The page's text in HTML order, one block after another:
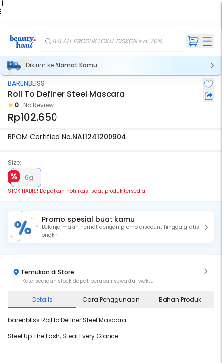
|
8.8 ALL PRODUK LOKAL DISKON s.d. 70%
Dikirim keAlamat Kamu
Stok Habis
BARENBLISS
Roll To Definer Steel Mascara
0 No Review
Rp102.650
BPOM Certified No.NA11241200904
Size:
6g
STOK HABIS! Dapatkan notifikasi saat produk tersedia
Promo spesial buat kamu
Belanja makin hemat dengan promo discount hingga gratis
ongkir!
Temukan di Store
Ketersediaan stock dapat berubah sewaktu-waktu
Details Cara Penggunaan Bahan Produk
barenbliss Roll to Definer Steel Mascara
Steel Up The Lash, Steal Every Glance